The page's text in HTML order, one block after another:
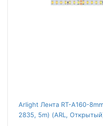
Arlight Лента RT-A160-
2835, 5m) (ARL,